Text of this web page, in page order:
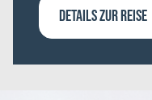
DETAILS ZUR REISE